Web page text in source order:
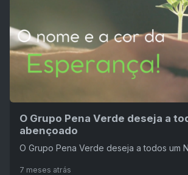
O Grupo Pena Verde deseja a
abençoado
O Grupo Pena Verde deseja a todos um
7 meses atrás